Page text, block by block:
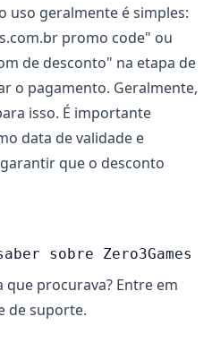
uso geralmente é simples:
promo code" ou
de desconto" na etapa de
o pagamento. Geralmente,
isso. É importante
data de validade e
que o desconto
sobre Zero3Games
procurava? Entre em
de suporte.